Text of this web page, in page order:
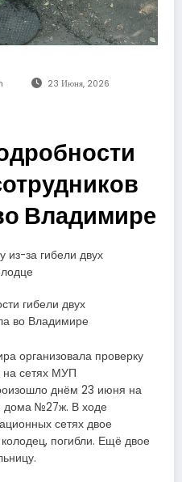
23 Июня, 2026
Владимире
из-за гибели двух
организовала проверку
на сетях МУП
днём 23 июня на
дома №27ж. В ходе
сетях двое
погибли. Ещё двое